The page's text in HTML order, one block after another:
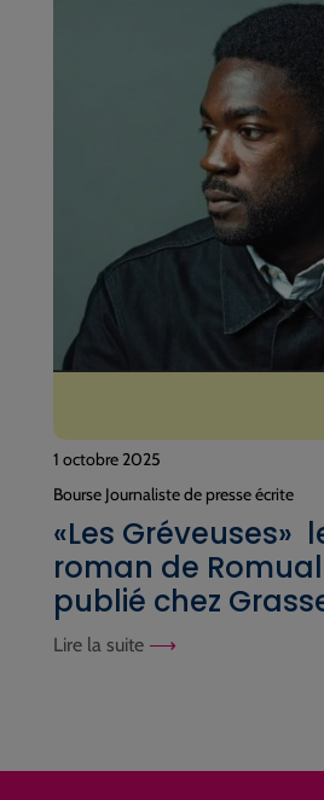
1 octobre 2025
Bourse Journaliste de presse écrite
«Les Gréveuses»
roman de
publié chez
Lire la suite